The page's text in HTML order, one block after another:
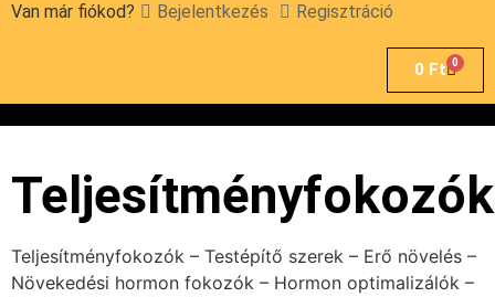
Van már fiókod? Bejelentkezés Regisztráció
0 Ft 0
Teljesítményfokozók
Teljesítményfokozók – Testépítő szerek – Erő növelés –
Növekedési hormon fokozók – Hormon optimalizálók –